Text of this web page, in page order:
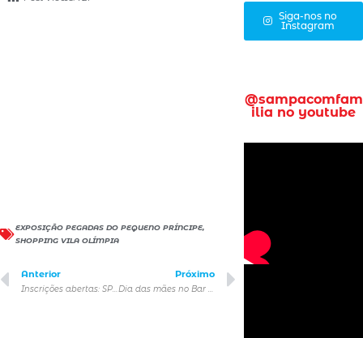
EXPOSIÇÃO PEGADAS DO PEQUENO PRÍNCIPE,
SHOPPING VILA OLÍMPIA
Anterior Próximo
Siga-nos no
Instagram
@sampacomfam
ilia no youtube